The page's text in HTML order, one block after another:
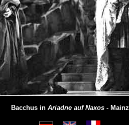
Bacchus in Ariadne auf Naxos- Mainz